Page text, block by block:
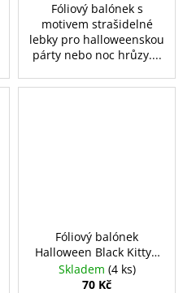
Fóliový balónek s
motivem strašidelné
lebky pro halloweenskou
párty nebo noc hrůzy....
Fóliový balónek
Halloween Black Kitty -
46 cm
Skladem (4 ks)
70 Kč